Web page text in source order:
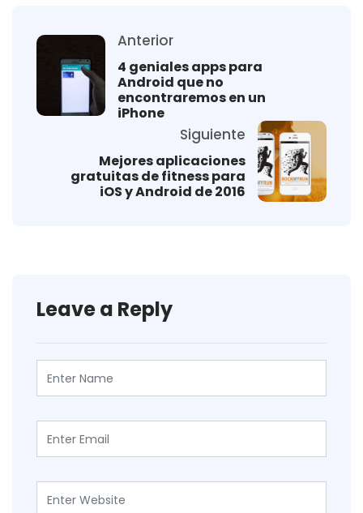
Anterior
4 geniales apps para
Android que no
encontraremos en un
iPhone
Siguiente
Mejores aplicaciones
gratuitas de fitness para
iOS y Android de 2016
Leave a Reply